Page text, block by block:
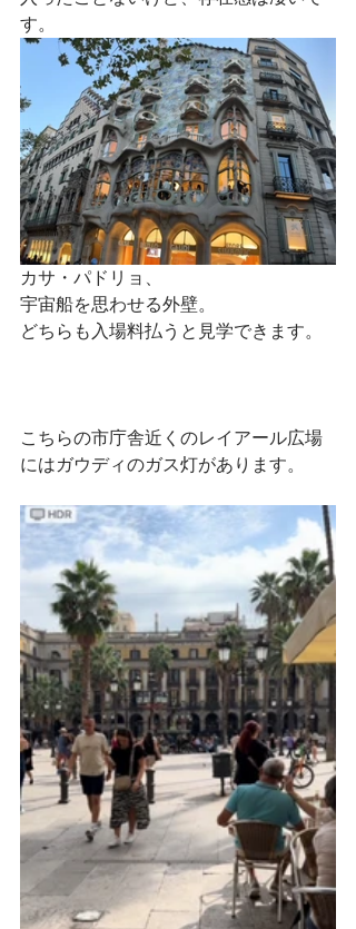
す。
カサ・パドリョ、
宇宙船を思わせる外壁。
どちらも入場料払うと見学できます。
こちらの市庁舎近くのレイアール広場
にはガウディのガス灯があります。